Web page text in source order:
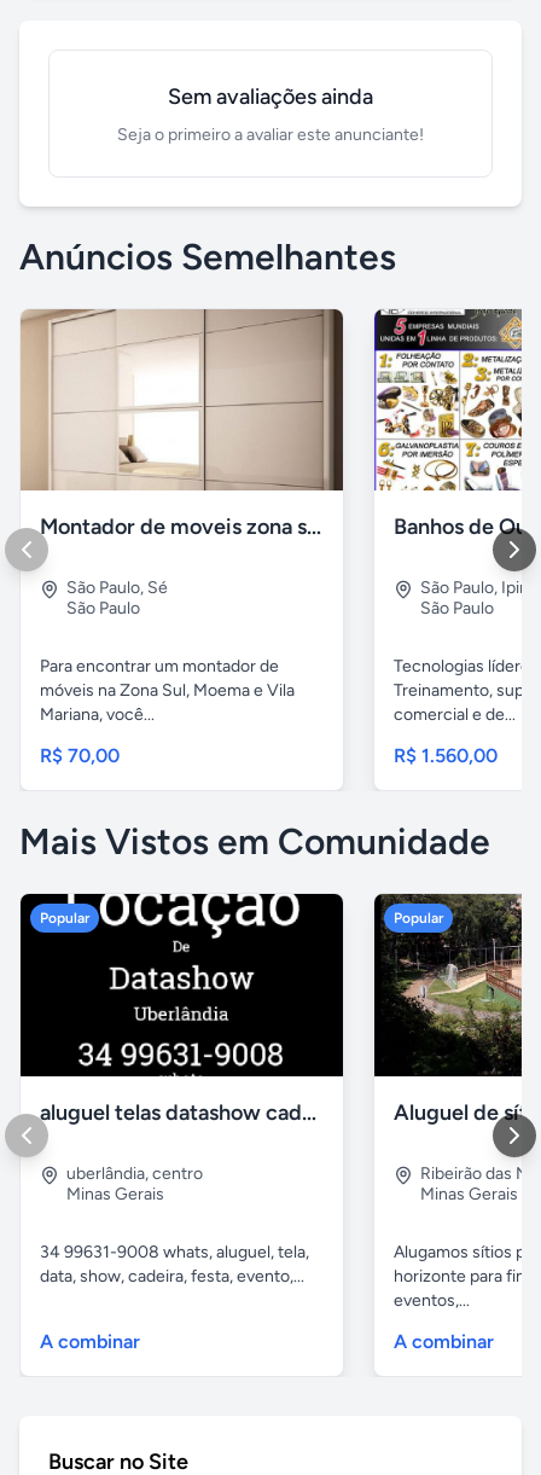
Sem avaliações ainda
Seja o primeiro a avaliar este anunciante!
Anúncios Semelhantes
Montador de moveis zona sul moema, vila mariana
São Paulo, Sé
São Paulo
Para encontrar um montador de
móveis na Zona Sul, Moema e Vila
Mariana, você...
R$ 70,00
São Paulo,
São Paulo
Tecnologias
Treinamento,
comercial e de...
R$ 1.560,00
Mais Vistos em Comunidade
Popular
aluguel telas datashow cadeiras uberlândia
uberlândia,centro
Minas Gerais
34 99631-9008 whats, aluguel, tela,
data, show, cadeira, festa, evento,...
A combinar
Popular
Ribeirão das
Minas Gerais
Alugamos sítios
horizonte para
eventos,...
A combinar
Buscar no Site